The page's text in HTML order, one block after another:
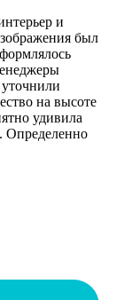
и
был
на высоте
удивила
Определенно